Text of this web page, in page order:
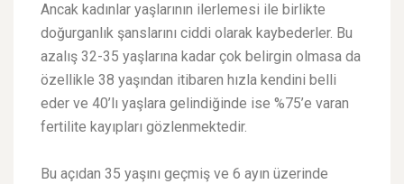
Ancak kadınlar yaşlarının ilerlemesi ile birlikte
doğurganlık şanslarını ciddi olarak kaybederler. Bu
azalış 32-35 yaşlarına kadar çok belirgin olmasa da
özellikle 38 yaşından itibaren hızla kendini belli
eder ve 40’lı yaşlara gelindiğinde ise %75’e varan
fertilite kayıpları gözlenmektedir.
Bu açıdan 35 yaşını geçmiş ve 6 ayın üzerinde